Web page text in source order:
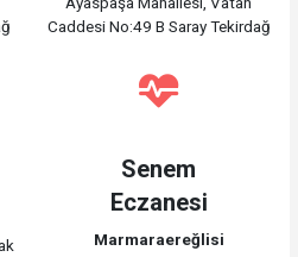
Caddesi No:49 B Saray Tekirdağ
Senem
Eczanesi
Marmaraereğlisi